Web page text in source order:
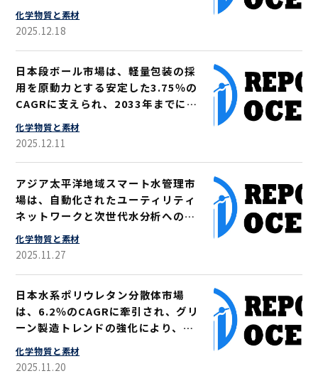
7.8%のCAGRを記録すると予測され
る
化学物質と素材
2025.12.18
日本段ボール市場は、軽量包装の採
用を原動力とする安定した3.75％の
CAGRに支えられ、2033年までに
226億米ドル規模に拡大すると見込
まれる
化学物質と素材
2025.12.11
アジア太平洋地域スマート水管理市
場は、自動化されたユーティリティ
ネットワークと次世代水分析への需
要急増を背景に、2033年までに114
億米ドル規模に達し、12.04％の
化学物質と素材
2025.11.27
日本水系ポリウレタン分散体市場
は、6.2％のCAGRに牽引され、グリ
ーン製造トレンドの強化により、
2033年までに6億3910万米ドル規
模に成長すると予測される
化学物質と素材
2025.11.20